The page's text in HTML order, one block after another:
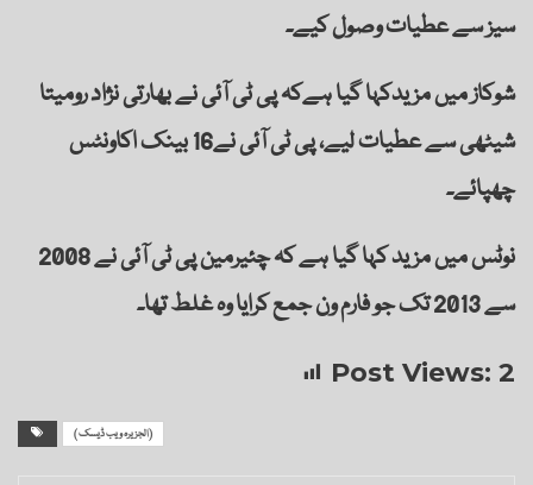
سیز سے عطیات وصول کیے۔
شوکاز میں مزیدکہا گیا ہےکہ پی ٹی آئی نے بھارتی نژاد رومیتا
شیٹھی سے عطیات لیے، پی ٹی آئی نے16 بینک اکاونٹس
چھپائے۔
نوٹس میں مزید کہا گیا ہے کہ چئیرمین پی ٹی آئی نے 2008
سے 2013 تک جو فارم ون جمع کرایا وہ غلط تھا۔
Post Views: 2
( الجزیرہ ویب ڈیسک)